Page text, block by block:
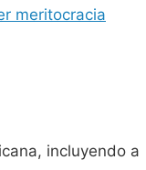
meritocracia
incluyendo a